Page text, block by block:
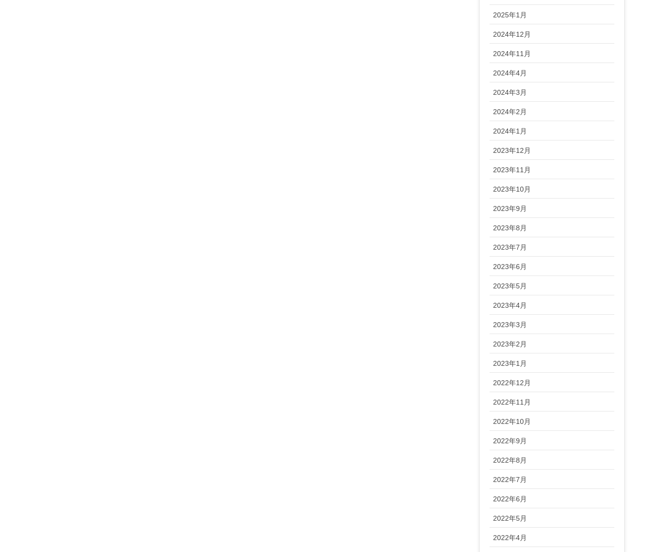
2025年1月
2024年12月
2024年11月
2024年4月
2024年3月
2024年2月
2024年1月
2023年12月
2023年11月
2023年10月
2023年9月
2023年8月
2023年7月
2023年6月
2023年5月
2023年4月
2023年3月
2023年2月
2023年1月
2022年12月
2022年11月
2022年10月
2022年9月
2022年8月
2022年7月
2022年6月
2022年5月
2022年4月